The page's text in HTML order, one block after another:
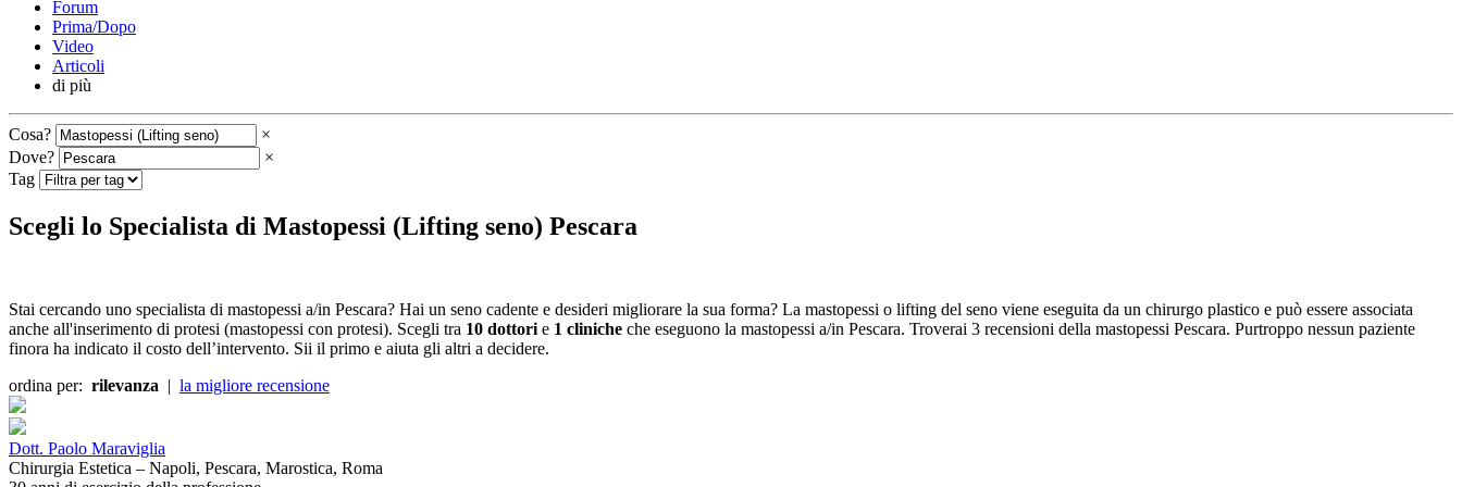
Forum
Prima/Dopo
Video
Articoli
di più
Cosa?
×
Dove?
×
Tag
Scegli lo Specialista di Mastopessi (Lifting seno) Pescara
Stai cercando uno specialista di mastopessi a/in Pescara? Hai un seno cadente e desideri migliorare la sua forma? La mastopessi o lifting del seno viene eseguita da un chirurgo plastico e può essere associata
anche all'inserimento di protesi (mastopessi con protesi). Scegli tra 10 dottori e 1 cliniche che eseguono la mastopessi a/in Pescara. Troverai 3 recensioni della mastopessi Pescara. Purtroppo nessun paziente
finora ha indicato il costo dell’intervento. Sii il primo e aiuta gli altri a decidere.
ordina per: rilevanza | la migliore recensione
Dott. Paolo Maraviglia
Chirurgia Estetica – Napoli, Pescara, Marostica, Roma